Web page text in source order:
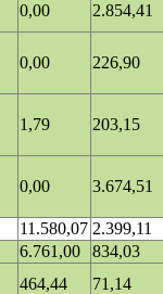
0,00
2.854,41
0,00 226,90
1,79 203,15
0,00 3.674,51
11.580,07 2.399,11
6.761,00
834,03
464,44
71,14